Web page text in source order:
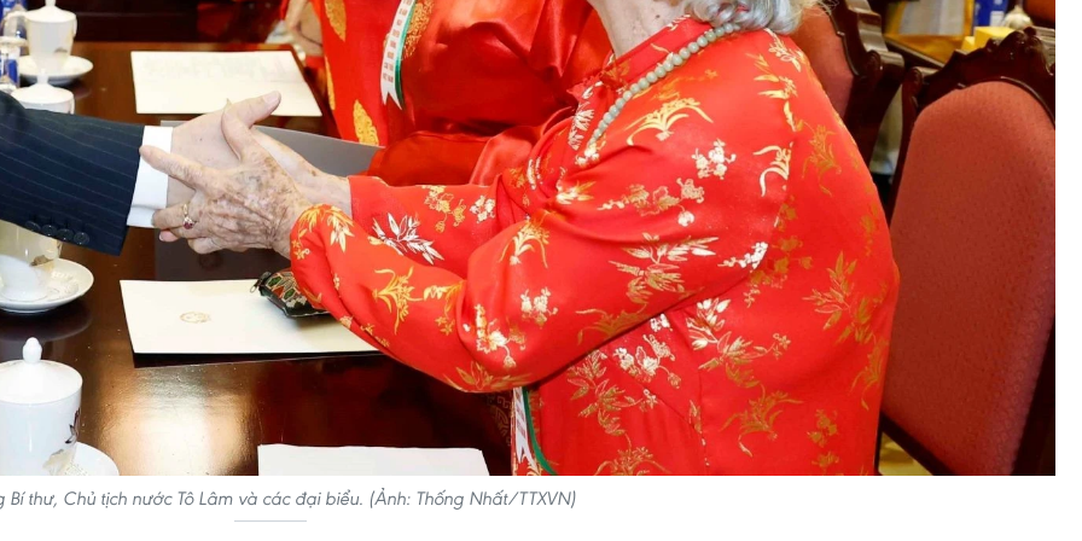
Bí thư, Chủ tịch nước Tô Lâm và các đại biểu. (Ảnh: Thống Nhất/TTXVN)